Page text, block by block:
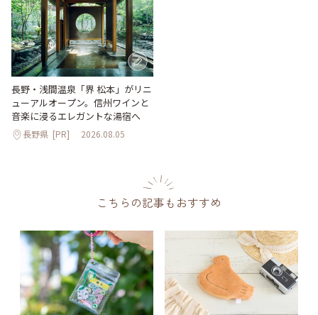
長野・浅間温泉「界 松本」がリニ
ューアルオープン。信州ワインと
音楽に浸るエレガントな湯宿へ
長野県 [PR] 2026.08.05
こちらの記事もおすすめ